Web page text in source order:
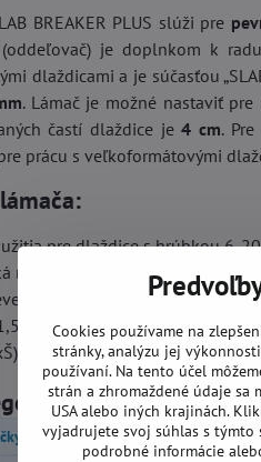
BREAKER PLUS slúži pre
(oddeľovač) je doplnkom k
dlaždicami a je súčasťou
. Lámač je možné nastaviť
častí dlaždice je4 cm.
prácu s veľkoformátovými
pre dlaždice s hrúbkou 6-
rúčka SOFT GRIP pre
kg
230 x 180 mm
obkladov a dlažieb
Cookies používame na
stránky, analýzu jej
používaní. Na tento účel
strán a zhromaždené údaje sa
USA alebo iných krajinách.
vyjadrujete svoj súhlas s týmto
podrobné informácie